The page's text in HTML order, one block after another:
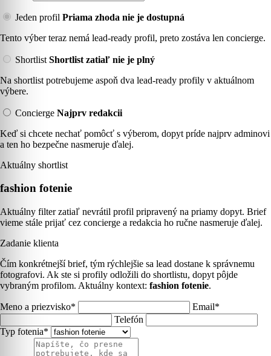
Jeden profil Priama zhoda nie je dostupná
Tento výber teraz nemá lead-ready profil, preto zostáva len concierge.
Shortlist Shortlist zatiaľ nie je plný
Na shortlist potrebujeme aspoň dva lead-ready profily v aktuálnom
výbere.
Concierge Najprv redakcii
Keď si chcete nechať pomôcť s výberom, dopyt príde najprv adminovi
a ten ho bezpečne nasmeruje ďalej.
Aktuálny shortlist
fashion fotenie
Aktuálny filter zatiaľ nevrátil profil pripravený na priamy dopyt. Brief
vieme stále prijať cez concierge a redakcia ho ručne nasmeruje ďalej.
Zadanie klienta
Čím konkrétnejší brief, tým rýchlejšie sa lead dostane k správnemu
fotografovi. Ak ste si profily odložili do shortlistu, dopyt pôjde
vybraným profilom. Aktuálny kontext: fashion fotenie.
Meno a priezvisko*
Email*
Telefón
Typ fotenia*